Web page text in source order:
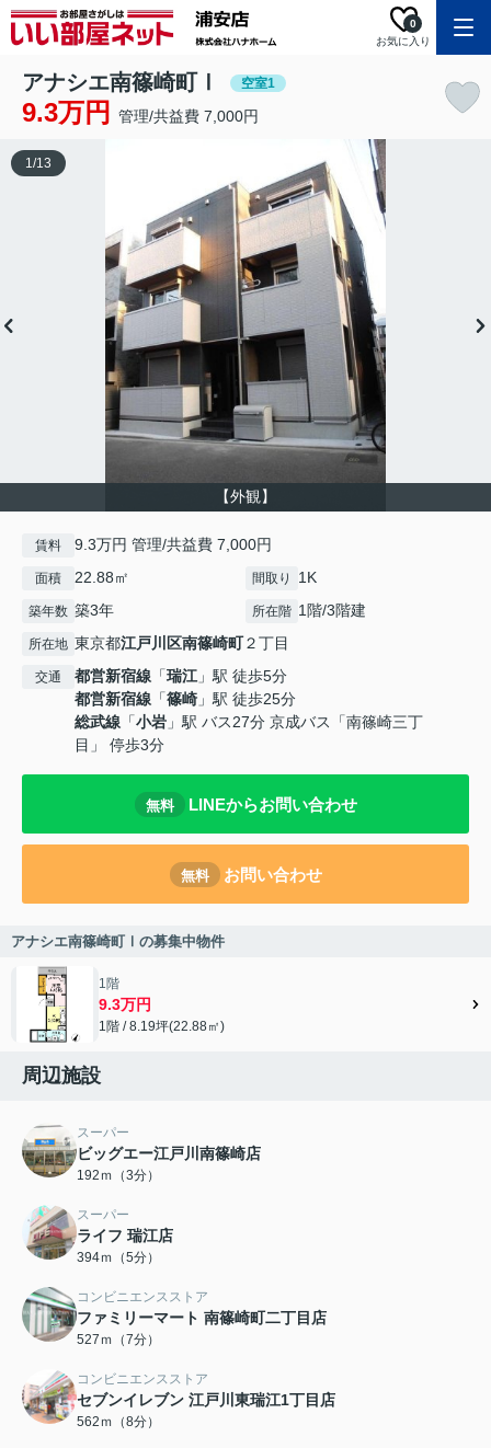
お気に入り
0
アナシエ南篠崎町Ⅰ 空室1
9.3万円 管理/共益費 7,000円
【外観】
1/13
賃料 9.3万円 管理/共益費 7,000円
面積 22.88㎡ 間取り 1K
築年数 築3年 所在階 1階/3階建
所在地 東京都江戸川区南篠崎町２丁目
交通 都営新宿線 「瑞江」駅 徒歩5分
都営新宿線 「篠崎 」駅 徒歩25分
総武線 「小岩 」駅 バス27分 京成バス「南篠崎三丁
目」 停歩3分
無料 LINEからお問い合わせ
無料 お問い合わせ
アナシエ南篠崎町Ⅰの募集中物件
1階
9.3万円
1階 / 8.19坪(22.88㎡)
周辺施設
スーパー
ビッグエー江戸川南篠崎店
192ｍ（3分）
スーパー
ライフ 瑞江店
394ｍ（5分）
コンビニエンスストア
ファミリーマート 南篠崎町二丁目店
527ｍ（7分）
コンビニエンスストア
セブンイレブン 江戸川東瑞江1丁目店
562ｍ（8分）